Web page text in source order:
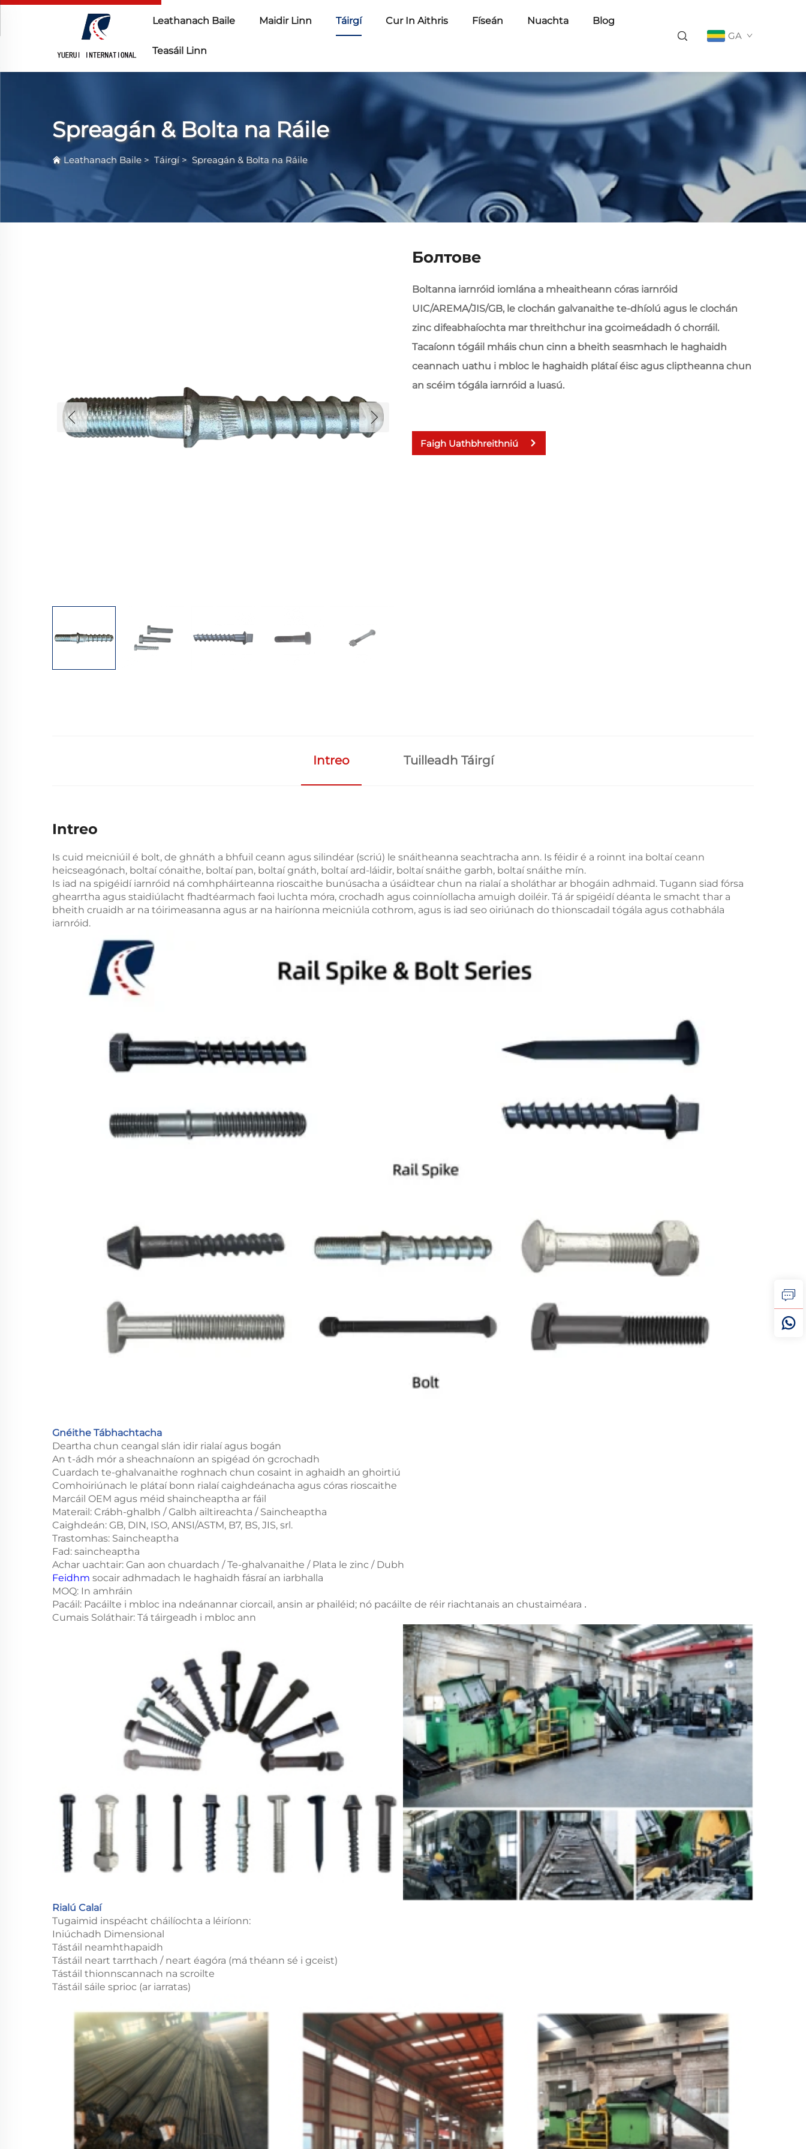
Leathanach Baile Maidir Linn Táirgí Cur In Aithris Físeán Nuachta Blog
Teasáil Linn
GA
Spreagán & Bolta na Ráile
Leathanach Baile > Táirgí> Spreagán & Bolta na Ráile
Болтове
Boltanna iarnróid iomlána a mheaitheann córas iarnróid
UIC/AREMA/JIS/GB, le clochán galvanaithe te-dhíolú agus le clochán
zinc difeabhaíochta mar threithchur ina gcoimeádadh ó chorráil.
Tacaíonn tógáil mháis chun cinn a bheith seasmhach le haghaidh
ceannach uathu i mbloc le haghaidh plátaí éisc agus cliptheanna chun
an scéim tógála iarnróid a luasú.
Faigh Uathbhreithniú
Intreo Tuilleadh Táirgí
Intreo
Is cuid meicniúil é bolt, de ghnáth a bhfuil ceann agus silindéar (scriú) le snáitheanna seachtracha ann. Is féidir é a roinnt ina boltaí ceann
heicseagónach, boltaí cónaithe, boltaí pan, boltaí gnáth, boltaí ard-láidir, boltaí snáithe garbh, boltaí snáithe mín.
Is iad na spigéidí iarnróid ná comhpháirteanna rioscaithe bunúsacha a úsáidtear chun na rialaí a sholáthar ar bhogáin adhmaid. Tugann siad fórsa
ghearrtha agus staidiúlacht fhadtéarmach faoi luchta móra, crochadh agus coinníollacha amuigh doiléir. Tá ár spigéidí déanta le smacht thar a
bheith cruaidh ar na tóirimeasanna agus ar na hairíonna meicniúla cothrom, agus is iad seo oiriúnach do thionscadail tógála agus cothabhála
iarnróid.
Gnéithe Tábhachtacha
Deartha chun ceangal slán idir rialaí agus bogán
An t-ádh mór a sheachnaíonn an spigéad ón gcrochadh
Cuardach te-ghalvanaithe roghnach chun cosaint in aghaidh an ghoirtiú
Comhoiriúnach le plátaí bonn rialaí caighdeánacha agus córas rioscaithe
Marcáil OEM agus méid shaincheaptha ar fáil
Materail: Crábh-ghalbh / Galbh ailtireachta / Saincheaptha
Caighdeán: GB, DIN, ISO, ANSI/ASTM, B7, BS, JIS, srl.
Trastomhas: Saincheaptha
Fad: saincheaptha
Achar uachtair: Gan aon chuardach / Te-ghalvanaithe / Plata le zinc / Dubh
Feidhm socair adhmadach le haghaidh fásraí an iarbhalla
MOQ: In amhráin
Pacáil: Pacáilte i mbloc ina ndeánannar ciorcail, ansin ar phailéid; nó pacáilte de réir riachtanais an chustaiméara .
Cumais Soláthair: Tá táirgeadh i mbloc ann
Rialú Calaí
Tugaimid inspéacht cháilíochta a léiríonn:
Iniúchadh Dimensional
Tástáil neamhthapaidh
Tástáil neart tarrthach / neart éagóra (má théann sé i gceist)
Tástáil thionnscannach na scroilte
Tástáil sáile sprioc (ar iarratas)